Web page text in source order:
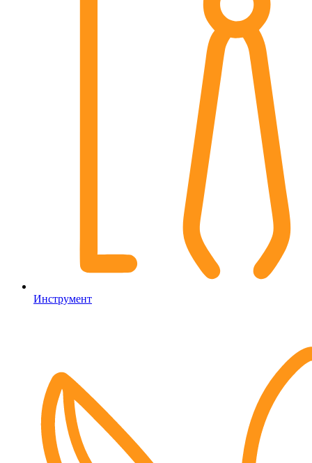
Инструмент